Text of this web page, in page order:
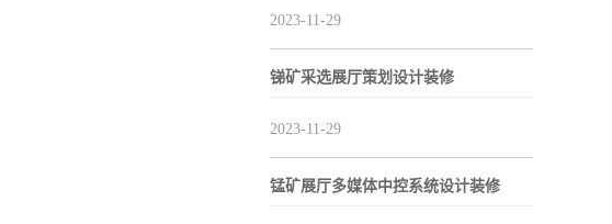
2023-11-29
锑矿采选展厅策划设计装修
2023-11-29
锰矿展厅多媒体中控系统设计装修